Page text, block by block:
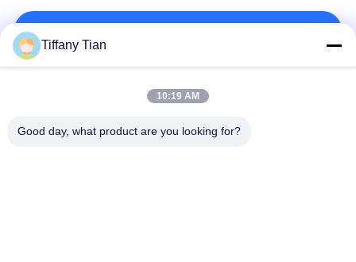
populaire categorieën
Tiffany Tian
10:19 AM
Good day, what product are you looking for?